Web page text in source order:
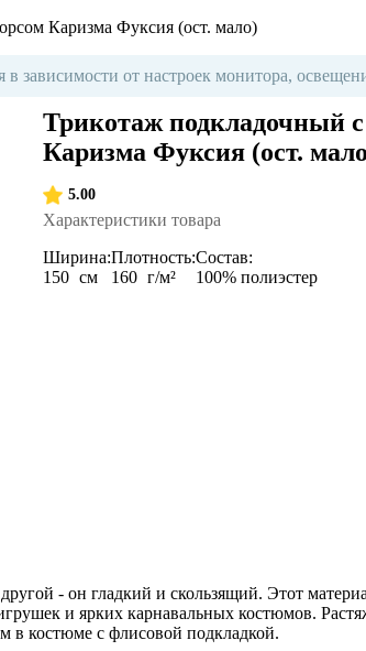
Каризма Фуксия (ост. мало)
зависимости от настроек монитора,
Трикотаж подкладочный
Каризма Фуксия (ост.
5.00
Характеристики товара
Ширина:
150 см
Плотность:
160 г/м²
Состав:
100% полиэстер
- он гладкий и скользящий. Этот
и ярких карнавальных костюмов.
в костюме с флисовой подкладкой.